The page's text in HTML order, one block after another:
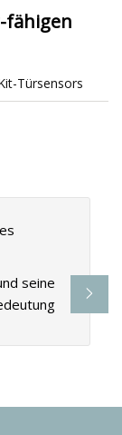
fähigen
Türsensors
seine